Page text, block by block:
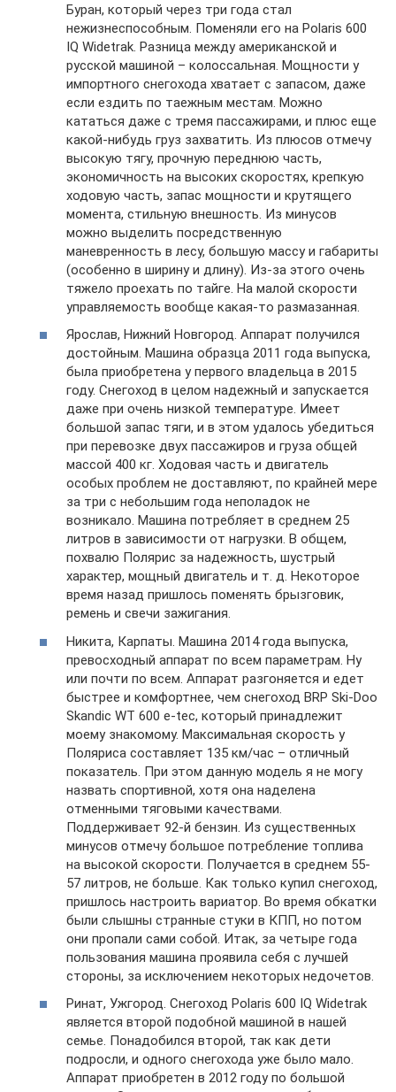
Буран, который через три года стал
нежизнеспособным. Поменяли его на Polaris 600
IQ Widetrak. Разница между американской и
русской машиной – колоссальная. Мощности у
импортного снегохода хватает с запасом, даже
если ездить по таежным местам. Можно
кататься даже с тремя пассажирами, и плюс еще
какой-нибудь груз захватить. Из плюсов отмечу
высокую тягу, прочную переднюю часть,
экономичность на высоких скоростях, крепкую
ходовую часть, запас мощности и крутящего
момента, стильную внешность. Из минусов
можно выделить посредственную
маневренность в лесу, большую массу и габариты
(особенно в ширину и длину). Из-за этого очень
тяжело проехать по тайге. На малой скорости
управляемость вообще какая-то размазанная.
Ярослав, Нижний Новгород. Аппарат получился
достойным. Машина образца 2011 года выпуска,
была приобретена у первого владельца в 2015
году. Снегоход в целом надежный и запускается
даже при очень низкой температуре. Имеет
большой запас тяги, и в этом удалось убедиться
при перевозке двух пассажиров и груза общей
массой 400 кг. Ходовая часть и двигатель
особых проблем не доставляют, по крайней мере
за три с небольшим года неполадок не
возникало. Машина потребляет в среднем 25
литров в зависимости от нагрузки. В общем,
похвалю Полярис за надежность, шустрый
характер, мощный двигатель и т. д. Некоторое
время назад пришлось поменять брызговик,
ремень и свечи зажигания.
Никита, Карпаты. Машина 2014 года выпуска,
превосходный аппарат по всем параметрам. Ну
или почти по всем. Аппарат разгоняется и едет
быстрее и комфортнее, чем снегоход BRP Ski-Doo
Skandic WT 600 e-tec, который принадлежит
моему знакомому. Максимальная скорость у
Поляриса составляет 135 км/час – отличный
показатель. При этом данную модель я не могу
назвать спортивной, хотя она наделена
отменными тяговыми качествами.
Поддерживает 92-й бензин. Из существенных
минусов отмечу большое потребление топлива
на высокой скорости. Получается в среднем 55-
57 литров, не больше. Как только купил снегоход,
пришлось настроить вариатор. Во время обкатки
были слышны странные стуки в КПП, но потом
они пропали сами собой. Итак, за четыре года
пользования машина проявила себя с лучшей
стороны, за исключением некоторых недочетов.
Ринат, Ужгород. Снегоход Polaris 600 IQ Widetrak
является второй подобной машиной в нашей
семье. Понадобился второй, так как дети
подросли, и одного снегохода уже было мало.
Аппарат приобретен в 2012 году по большой